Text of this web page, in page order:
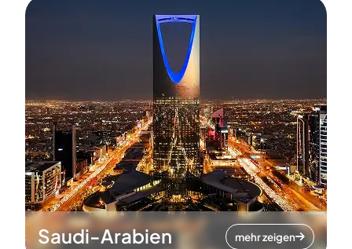
Saudi-Arabien mehr zeigen